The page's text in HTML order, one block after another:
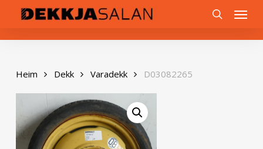
content
Menu
Heim Dekk Varadekk D03082265